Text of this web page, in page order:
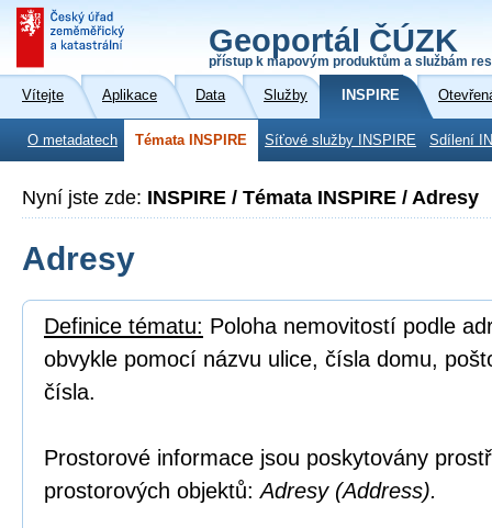
Geoportál ČÚZK
přístup k mapovým produktům a službám
Vítejte Aplikace Data Služby INSPIRE
O metadatech Témata INSPIRE Síťové služby INSPIRE Sdílení
Nyní jste zde: INSPIRE / Témata INSPIRE / Adresy
Adresy
Definice tématu: Poloha nemovitostí podle
obvykle pomocí názvu ulice, čísla domu,
čísla.
Prostorové informace jsou poskytovány
prostorových objektů:Adresy (Address).